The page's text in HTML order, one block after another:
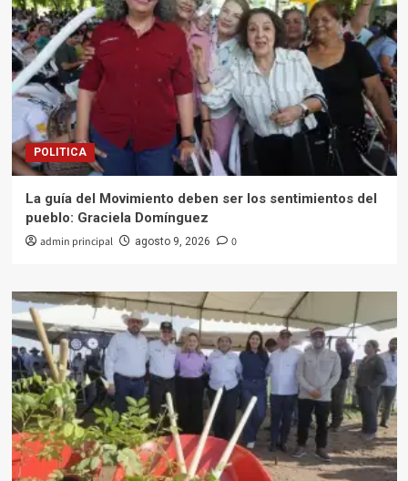
POLITICA
La guía del Movimiento deben ser los sentimientos del
pueblo: Graciela Domínguez
admin principal agosto 9, 2026 0